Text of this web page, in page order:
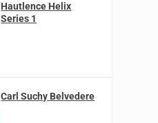
Hautlence Helix
Series 1
Carl Suchy Belvedere